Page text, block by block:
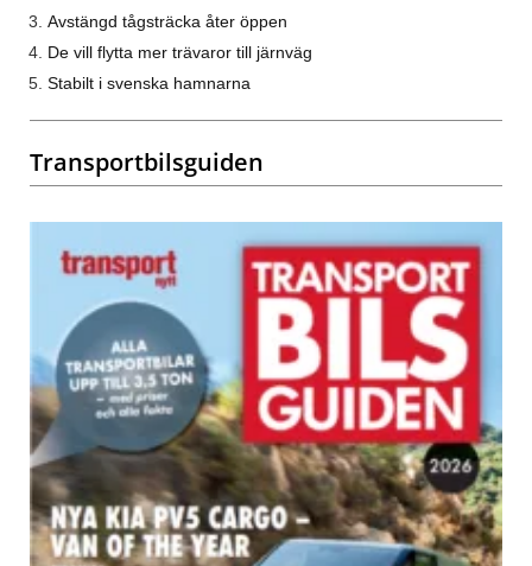
Avstängd tågsträcka åter öppen
De vill flytta mer trävaror till järnväg
Stabilt i svenska hamnarna
Transportbilsguiden